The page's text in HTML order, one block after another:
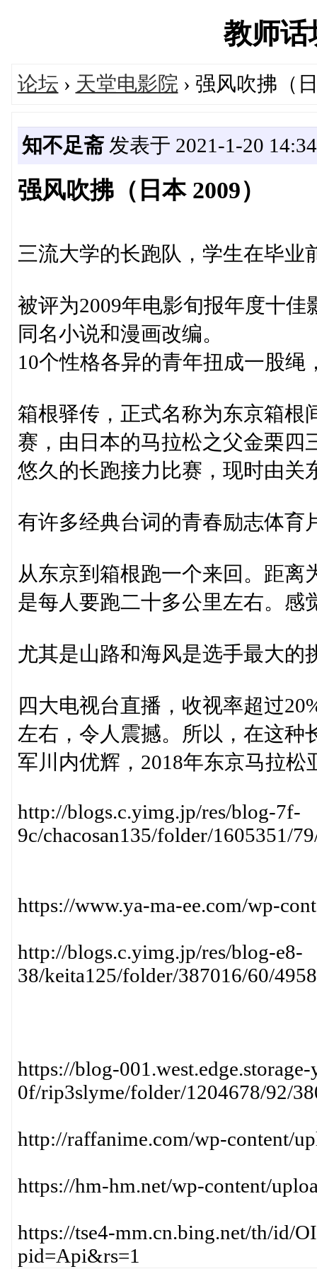
教师话
论坛 › 天堂电影院 › 强风吹拂（
知不足斋发表于 2021-1-20
强风吹拂（日本 2009）
三流大学的长跑队，学生在毕业
被评为2009年电影旬报年度十佳
同名小说和漫画改编。
10个性格各异的青年扭成一股
箱根驿传，正式名称为东京箱根
赛，由日本的马拉松之父金栗四
悠久的长跑接力比赛，现时由关
有许多经典台词的青春励志体育
从东京到箱根跑一个来回。距离
是每人要跑二十多公里左右。感
尤其是山路和海风是选手最大的
四大电视台直播，收视率超过
左右，令人震撼。所以，在这种
军川内优辉，2018年东京马拉
http://blogs.c.yimg.jp/res/blog-7f-
9c/chacosan135/folder/1605351/
https://www.ya-ma-ee.com/wp-
http://blogs.c.yimg.jp/res/blog-e8-
38/keita125/folder/387016/60/
https://blog-
0f/rip3slyme/folder/1204678/92/
http://raffanime.com/wp-content/
https://hm-hm.net/wp-content/
https://tse4-mm.cn.bing.net/th/id/
pid=Api&rs=1